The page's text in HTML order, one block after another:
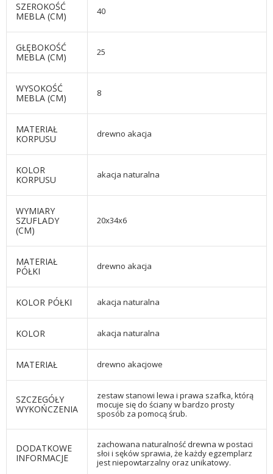
SZEROKOŚĆ
MEBLA (CM)
40
GŁĘBOKOŚĆ
MEBLA (CM)
25
WYSOKOŚĆ
MEBLA (CM)
8
MATERIAŁ
KORPUSU
drewno akacja
KOLOR
KORPUSU
akacja naturalna
WYMIARY
SZUFLADY
(CM)
20x34x6
MATERIAŁ
PÓŁKI
drewno akacja
KOLOR PÓŁKI akacja naturalna
KOLOR akacja naturalna
MATERIAŁ drewno akacjowe
SZCZEGÓŁY
WYKOŃCZENIA
zestaw stanowi lewa i prawa szafka, którą
mocuje się do ściany w bardzo prosty
sposób za pomocą śrub.
DODATKOWE
INFORMACJE
zachowana naturalność drewna w postaci
słoi i sęków sprawia, że każdy egzemplarz
jest niepowtarzalny oraz unikatowy.